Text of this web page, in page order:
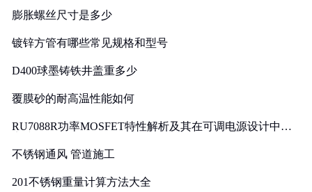
膨胀螺丝尺寸是多少
镀锌方管有哪些常见规格和型号
D400球墨铸铁井盖重多少
覆膜砂的耐高温性能如何
RU7088R功率MOSFET特性解析及其在可调电源设计中的
不锈钢通风 管道施工
201不锈钢重量计算方法大全